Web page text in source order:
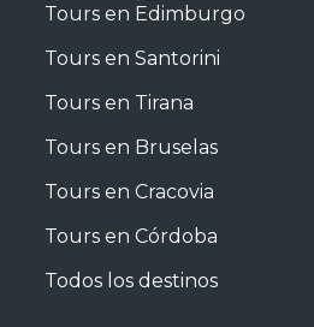
Tours en Edimburgo
Tours en Santorini
Tours en Tirana
Tours en Bruselas
Tours en Cracovia
Tours en Córdoba
Todos los destinos